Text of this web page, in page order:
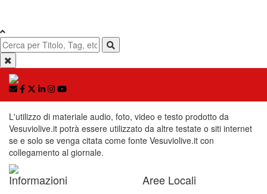
L'utilizzo di materiale audio, foto, video e testo prodotto da
Vesuviolive.it potrà essere utilizzato da altre testate o siti internet
se e solo se venga citata come fonte Vesuviolive.it con
collegamento al giornale.
Informazioni Aree Locali